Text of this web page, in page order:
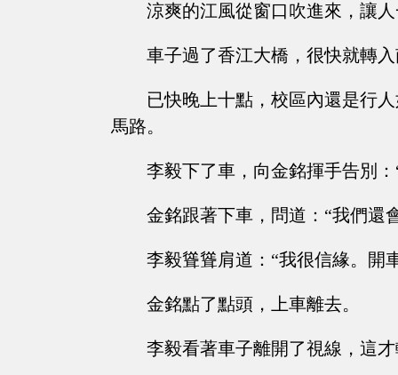
涼爽的江風從窗口吹進來，讓
車子過了香江大橋，很快就轉
已快晚上十點，校區內還是行
馬路。
李毅下了車，向金銘揮手告別
金銘跟著下車，問道：“我們還
李毅聳聳肩道：“我很信緣。開
金銘點了點頭，上車離去。
李毅看著車子離開了視線，這